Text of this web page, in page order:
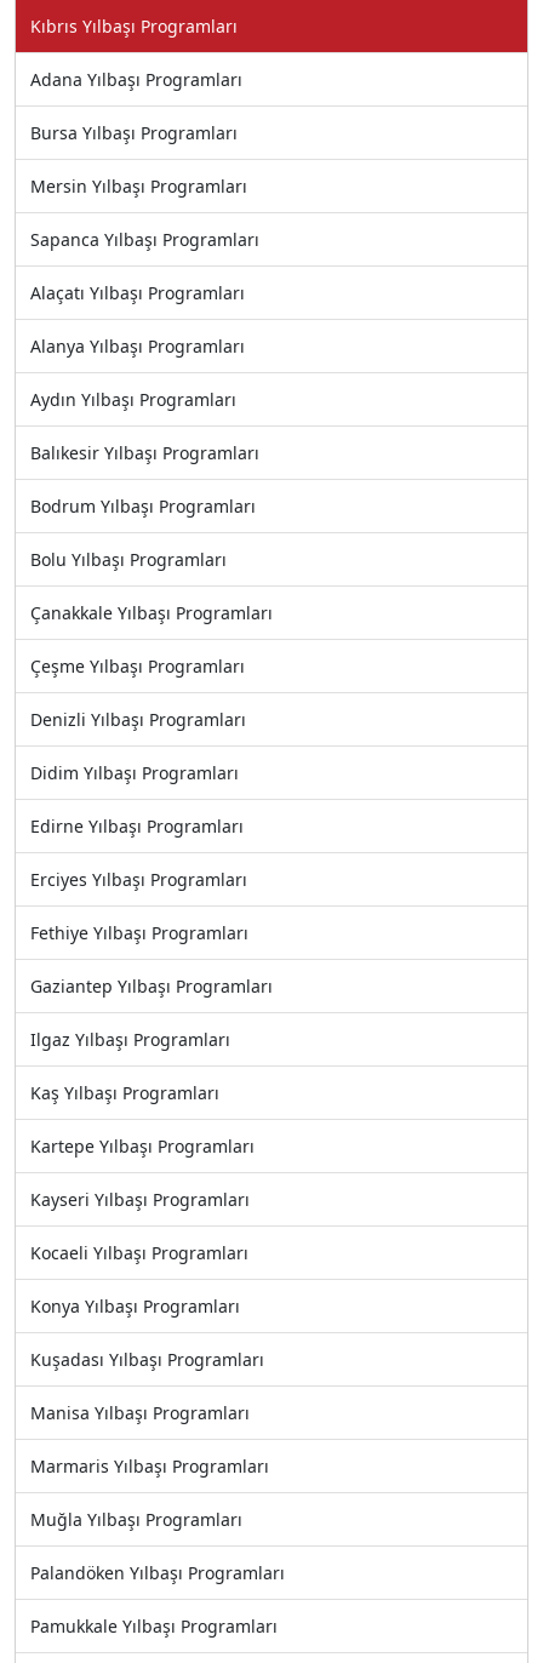
Kıbrıs Yılbaşı Programları
Adana Yılbaşı Programları
Bursa Yılbaşı Programları
Mersin Yılbaşı Programları
Sapanca Yılbaşı Programları
Alaçatı Yılbaşı Programları
Alanya Yılbaşı Programları
Aydın Yılbaşı Programları
Balıkesir Yılbaşı Programları
Bodrum Yılbaşı Programları
Bolu Yılbaşı Programları
Çanakkale Yılbaşı Programları
Çeşme Yılbaşı Programları
Denizli Yılbaşı Programları
Didim Yılbaşı Programları
Edirne Yılbaşı Programları
Erciyes Yılbaşı Programları
Fethiye Yılbaşı Programları
Gaziantep Yılbaşı Programları
Ilgaz Yılbaşı Programları
Kaş Yılbaşı Programları
Kartepe Yılbaşı Programları
Kayseri Yılbaşı Programları
Kocaeli Yılbaşı Programları
Konya Yılbaşı Programları
Kuşadası Yılbaşı Programları
Manisa Yılbaşı Programları
Marmaris Yılbaşı Programları
Muğla Yılbaşı Programları
Palandöken Yılbaşı Programları
Pamukkale Yılbaşı Programları